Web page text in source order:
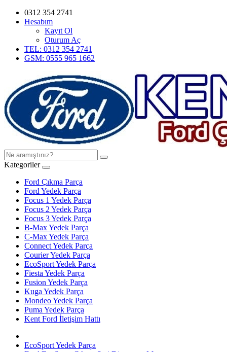
0312 354 2741
Hesabım
Kayıt Ol
Oturum Aç
TEL: 0312 354 2741
GSM: 0555 965 1662
Kategoriler
Ford Çıkma Parça
Ford Yedek Parça
Focus 1 Yedek Parça
Focus 2 Yedek Parça
Focus 3 Yedek Parça
B-Max Yedek Parça
C-Max Yedek Parça
Connect Yedek Parça
Courier Yedek Parça
EcoSport Yedek Parça
Fiesta Yedek Parça
Fusion Yedek Parça
Kuga Yedek Parça
Mondeo Yedek Parça
Puma Yedek Parça
Kent Ford İletişim Hattı
EcoSport Yedek Parça